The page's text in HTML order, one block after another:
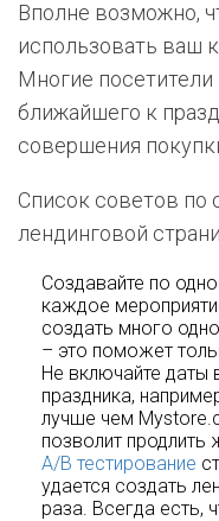
Вполне возможно,
использовать ваш
Многие
ближайшего к
совершения
Список советов по
лендинговой
Создавайте по
каждое
создать много
– это поможет
Не включайте даты
праздника,
лучше чем
позволит продлить
А/В тестирование
удается создать
раза. Всегда есть,